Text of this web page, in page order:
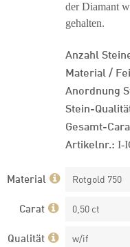
der Diamant
gehalten.
Anzahl
Material /
Anordnung
Stein-
Gesamt-
Artikelnr.: I-
Material Rotgold 750
Carat 0,50 ct
Qualität w/if